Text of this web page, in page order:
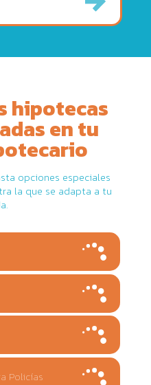
hipotecas
en tu
opciones especiales
la que se adapta a tu
Policías